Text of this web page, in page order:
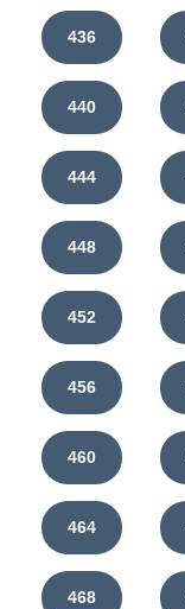
436
440
444
448
452
456
460
464
468